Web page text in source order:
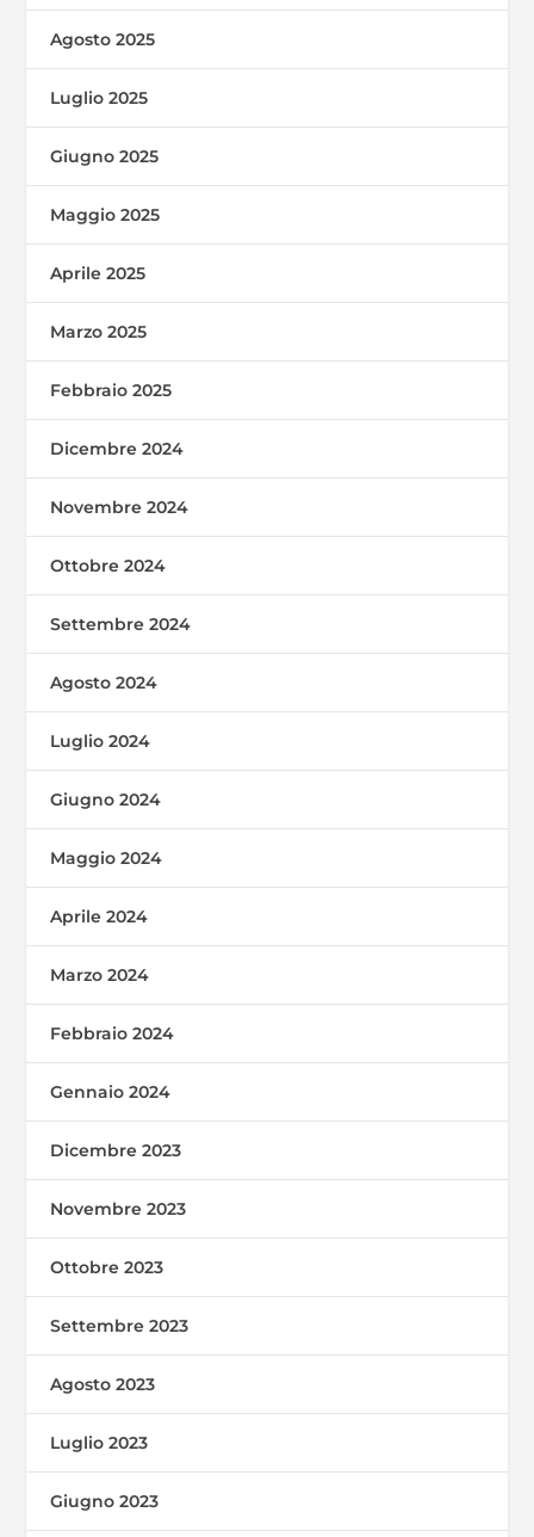
Agosto 2025
Luglio 2025
Giugno 2025
Maggio 2025
Aprile 2025
Marzo 2025
Febbraio 2025
Dicembre 2024
Novembre 2024
Ottobre 2024
Settembre 2024
Agosto 2024
Luglio 2024
Giugno 2024
Maggio 2024
Aprile 2024
Marzo 2024
Febbraio 2024
Gennaio 2024
Dicembre 2023
Novembre 2023
Ottobre 2023
Settembre 2023
Agosto 2023
Luglio 2023
Giugno 2023